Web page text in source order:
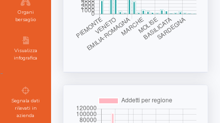
Organi
bersaglio
Visualizza
infografica
-
Segnala dati
rilevati in
azienda